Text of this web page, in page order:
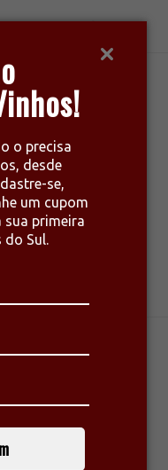
o precisa
desde
se,
um cupom
sua primeira
do Sul.
de vida